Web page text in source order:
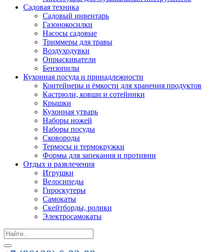
Садовая техника
Садовый инвентарь
Газонокосилки
Насосы садовые
Триммеры для травы
Воздуходувки
Опрыскиватели
Бензопилы
Кухонная посуда и принадлежности
Контейнеры и ёмкости для хранения продуктов
Кастрюли, ковши и сотейники
Крышки
Кухонная утварь
Наборы ножей
Наборы посуды
Сковороды
Термосы и термокружки
Формы для запекания и противни
Отдых и развлечения
Игрушки
Велосипеды
Гироскутеры
Самокаты
Скейтборды, ролики
Электросамокаты
Search
for: